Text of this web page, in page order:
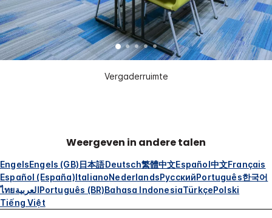
Vergaderruimte
Weergeven in andere talen
EngelsEngels (GB)日本語Deutsch繁體中文Español中文Français
Español (España)ItalianoNederlandsРусскийPortuguês한국어
ไทยالعربيةPortuguês (BR)Bahasa IndonesiaTürkçePolski
Tiếng Việt